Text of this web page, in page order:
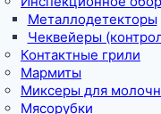
Металлодетекторы
Чеквейеры
Контактные грили
Мармиты
Миксеры для
Мясорубки